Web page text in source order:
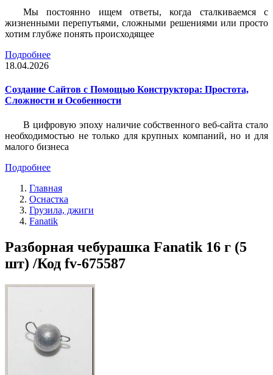
Мы постоянно ищем ответы, когда сталкиваемся с
жизненными перепутьями, сложными решениями или просто
хотим глубже понять происходящее
Подробнее
18.04.2026
Создание Сайтов с Помощью Конструктора: Простота,
Сложности и Особенности
В цифровую эпоху наличие собственного веб-сайта стало
необходимостью не только для крупных компаний, но и для
малого бизнеса
Подробнее
Главная
Оснастка
Грузила, джиги
Fanatik
Разборная чебурашка Fanatik 16 г (5
шт) /Код fv-675587